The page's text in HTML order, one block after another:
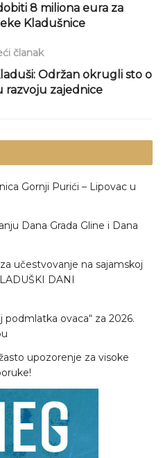
8 miliona eura za
Kladušnice
članak
Održan okrugli sto o
razvoju zajednice
Gornji Purići – Lipovac u
Dana Grada Gline i Dana
učestvovanje na sajamskoj
DANI
podmlatka ovaca“ za 2026.
upozorenje za visoke